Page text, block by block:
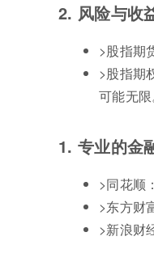
2. 风险与收
>股指期
>股指期
可能无限
1. 专业的金
>同花顺
>东方财
>新浪财